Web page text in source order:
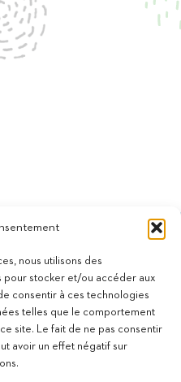
nous utilisons des
stocker et/ou accéder aux
consentir à ces technologies
telles que le comportement
site. Le fait de ne pas consentir
avoir un effet négatif sur
de France